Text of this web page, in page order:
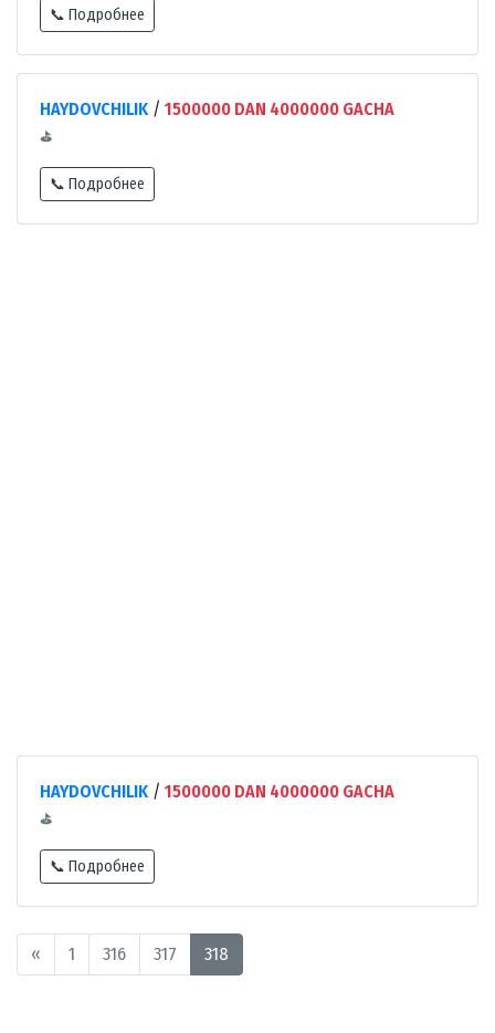
📞 Подробнее
HAYDOVCHILIK / 1500000 DAN 4000000 GACHA
⛳
📞 Подробнее
HAYDOVCHILIK / 1500000 DAN 4000000 GACHA
⛳
📞 Подробнее
« 1 316 317 318